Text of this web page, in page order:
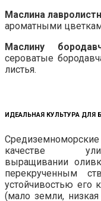
Маслина
ароматными
Маслину
сероватые
листья.
ИДЕАЛЬНАЯ КУЛЬТУРА ДЛЯ
качестве
выращивании
перекрученным
устойчивостью его
(мало земли,